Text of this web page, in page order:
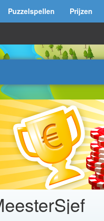
Puzzelspellen Prijzen